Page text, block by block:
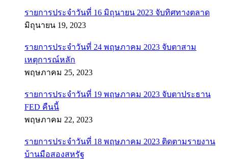
รายการประจำวันที่ 16 มิถุนายน 2023 จับทิศทางตลาด
มิถุนายน 19, 2023
รายการประจำวันที่ 24 พฤษภาคม 2023 จับตาสาม
เหตุการณ์หลัก
พฤษภาคม 25, 2023
รายการประจำวันที่ 19 พฤษภาคม 2023 จับตาประธาน
FED คืนนี้
พฤษภาคม 22, 2023
รายการประจำวันที่ 18 พฤษภาคม 2023 ติดตามรายงาน
บ้านมือสองสหรัฐ